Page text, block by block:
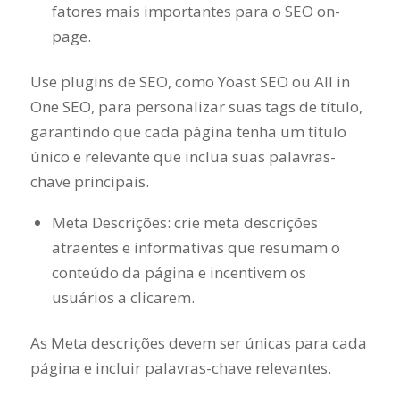
fatores mais importantes para o SEO on-
page.
Use plugins de SEO, como Yoast SEO ou All in
One SEO, para personalizar suas tags de título,
garantindo que cada página tenha um título
único e relevante que inclua suas palavras-
chave principais.
Meta Descrições: crie meta descrições
atraentes e informativas que resumam o
conteúdo da página e incentivem os
usuários a clicarem.
As Meta descrições devem ser únicas para cada
página e incluir palavras-chave relevantes.